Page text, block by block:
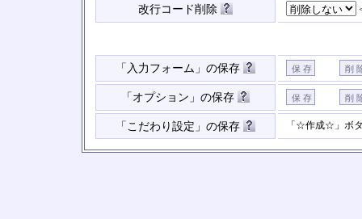
改行コード削除
「入力フォーム」の保存
「オプション」の保存
「こだわり設定」の保存 「☆作成☆」ボ